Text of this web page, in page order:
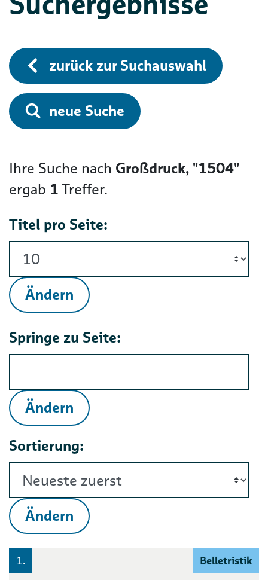
zurück zur Suchauswahl
neue Suche
Ihre Suche nach Großdruck, "1504"
ergab 1Treffer.
Titel pro Seite:
Ändern
Springe zu Seite:
Ändern
Sortierung:
Ändern
1. Belletristik